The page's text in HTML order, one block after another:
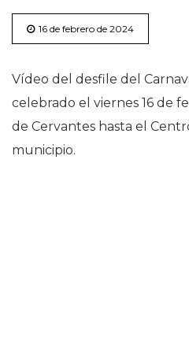
16 de febrero de 2024
Vídeo del desfile del
celebrado el viernes 16 de
de Cervantes hasta el
municipio.